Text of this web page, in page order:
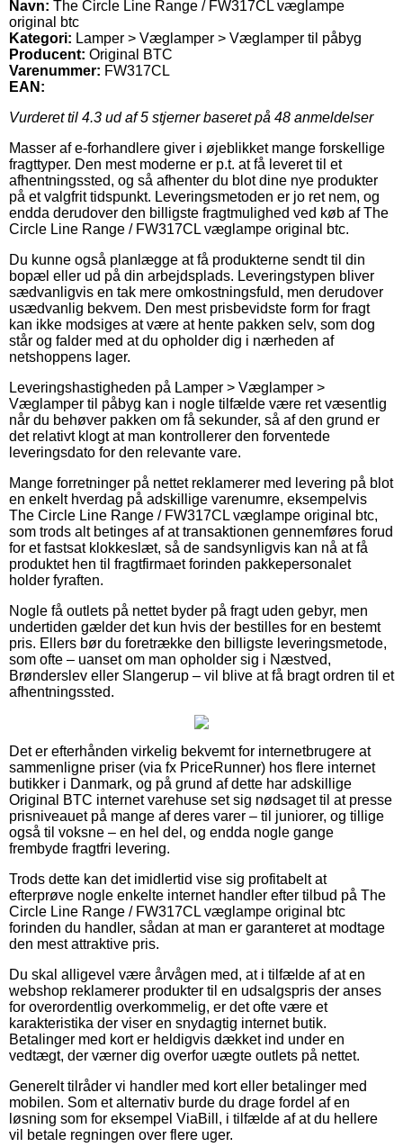
Navn: The Circle Line Range / FW317CL væglampe
original btc
Kategori: Lamper > Væglamper > Væglamper til påbyg
Producent: Original BTC
Varenummer: FW317CL
EAN:
Vurderet til 4.3 ud af 5 stjerner baseret på 48 anmeldelser
Masser af e-forhandlere giver i øjeblikket mange forskellige
fragttyper. Den mest moderne er p.t. at få leveret til et
afhentningssted, og så afhenter du blot dine nye produkter
på et valgfrit tidspunkt. Leveringsmetoden er jo ret nem, og
endda derudover den billigste fragtmulighed ved køb af The
Circle Line Range / FW317CL væglampe original btc.
Du kunne også planlægge at få produkterne sendt til din
bopæl eller ud på din arbejdsplads. Leveringstypen bliver
sædvanligvis en tak mere omkostningsfuld, men derudover
usædvanlig bekvem. Den mest prisbevidste form for fragt
kan ikke modsiges at være at hente pakken selv, som dog
står og falder med at du opholder dig i nærheden af
netshoppens lager.
Leveringshastigheden på Lamper > Væglamper >
Væglamper til påbyg kan i nogle tilfælde være ret væsentlig
når du behøver pakken om få sekunder, så af den grund er
det relativt klogt at man kontrollerer den forventede
leveringsdato for den relevante vare.
Mange forretninger på nettet reklamerer med levering på blot
en enkelt hverdag på adskillige varenumre, eksempelvis
The Circle Line Range / FW317CL væglampe original btc,
som trods alt betinges af at transaktionen gennemføres forud
for et fastsat klokkeslæt, så de sandsynligvis kan nå at få
produktet hen til fragtfirmaet forinden pakkepersonalet
holder fyraften.
Nogle få outlets på nettet byder på fragt uden gebyr, men
undertiden gælder det kun hvis der bestilles for en bestemt
pris. Ellers bør du foretrække den billigste leveringsmetode,
som ofte – uanset om man opholder sig i Næstved,
Brønderslev eller Slangerup – vil blive at få bragt ordren til et
afhentningssted.
Det er efterhånden virkelig bekvemt for internetbrugere at
sammenligne priser (via fx PriceRunner) hos flere internet
butikker i Danmark, og på grund af dette har adskillige
Original BTC internet varehuse set sig nødsaget til at presse
prisniveauet på mange af deres varer – til juniorer, og tillige
også til voksne – en hel del, og endda nogle gange
frembyde fragtfri levering.
Trods dette kan det imidlertid vise sig profitabelt at
efterprøve nogle enkelte internet handler efter tilbud på The
Circle Line Range / FW317CL væglampe original btc
forinden du handler, sådan at man er garanteret at modtage
den mest attraktive pris.
Du skal alligevel være årvågen med, at i tilfælde af at en
webshop reklamerer produkter til en udsalgspris der anses
for overordentlig overkommelig, er det ofte være et
karakteristika der viser en snydagtig internet butik.
Betalinger med kort er heldigvis dækket ind under en
vedtægt, der værner dig overfor uægte outlets på nettet.
Generelt tilråder vi handler med kort eller betalinger med
mobilen. Som et alternativ burde du drage fordel af en
løsning som for eksempel ViaBill, i tilfælde af at du hellere
vil betale regningen over flere uger.